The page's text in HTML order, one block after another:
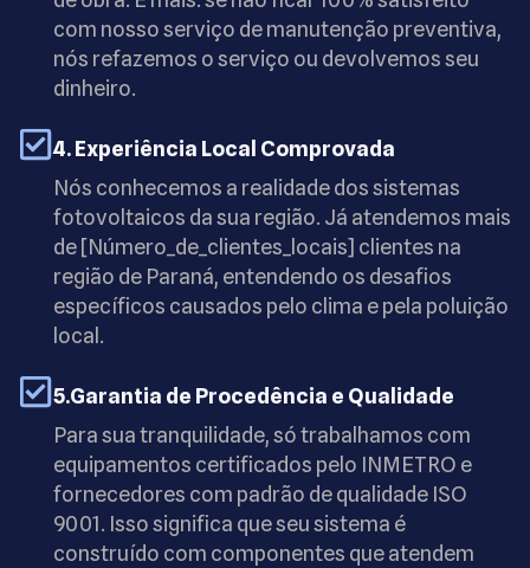
com nosso serviço de manutenção preventiva,
nós refazemos o serviço ou devolvemos seu
dinheiro.
4. Experiência Local Comprovada
Nós conhecemos a realidade dos sistemas
fotovoltaicos da sua região. Já atendemos mais
de [Número_de_clientes_locais] clientes na
região de Paraná, entendendo os desafios
específicos causados pelo clima e pela poluição
local.
5.Garantia de Procedência e Qualidade
Para sua tranquilidade, só trabalhamos com
equipamentos certificados pelo INMETRO e
fornecedores com padrão de qualidade ISO
9001. Isso significa que seu sistema é
construído com componentes que atendem